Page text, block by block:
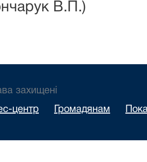
В.П.)
захищені
центр Громадянам